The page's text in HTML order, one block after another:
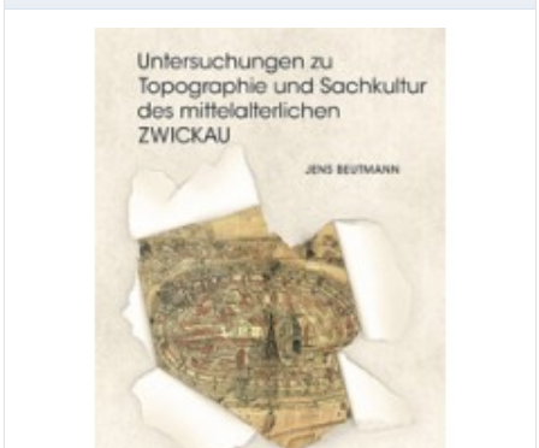
Ausgrabungen im Nordwesten des Stadtkerns,
Veröff. Band 49